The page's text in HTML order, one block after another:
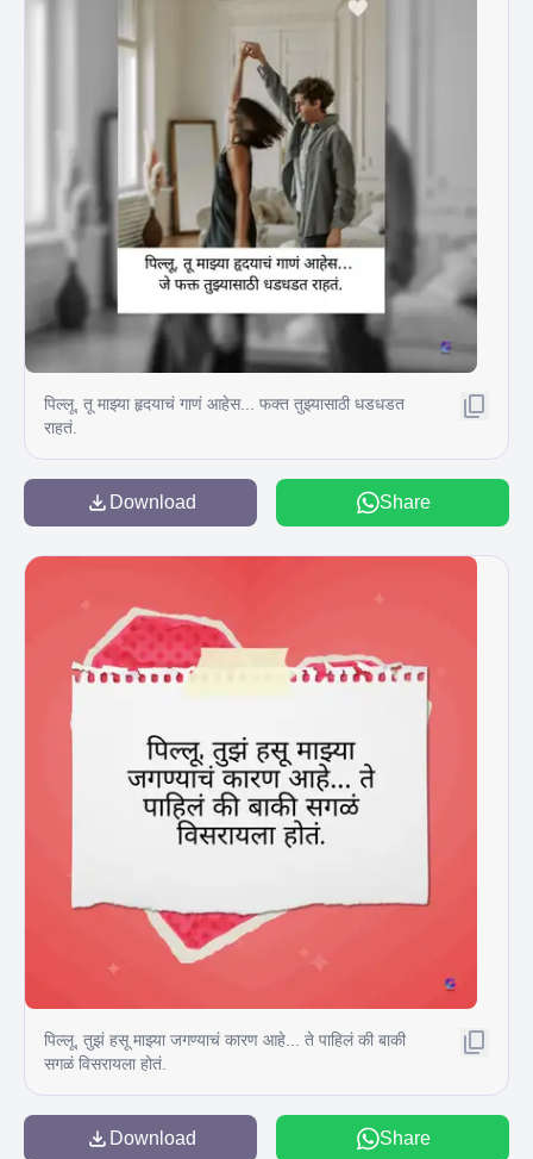
पिल्लू, तू माझ्या हृदयाचं गाणं आहेस... फक्त तुझ्यासाठी धडधडत
राहतं.
Download Share
पिल्लू, तुझं हसू माझ्या जगण्याचं कारण आहे... ते पाहिलं की बाकी
सगळं विसरायला होतं.
Download Share